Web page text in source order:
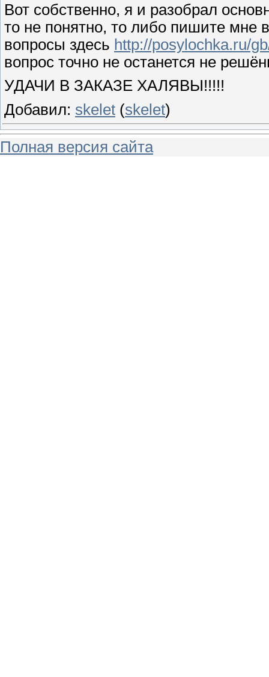
Вот собственно, я и разобрал
то не понятно, то либо пишите мне
вопросы здесь http://posylochka.ru/
вопрос точно не останется не
УДАЧИ В ЗАКАЗЕ ХАЛЯВЫ!!!!!
Добавил: skelet (skelet)
Полная версия сайта